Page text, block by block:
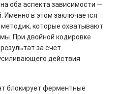
оба аспекта зависимости —
Именно в этом заключается
которые охватывают
При двойной кодировке
за счет
действия
блокирует ферментные